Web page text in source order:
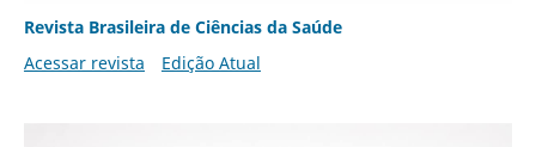
Revista Brasileira de Ciências da Saúde
Acessar revista
Edição Atual